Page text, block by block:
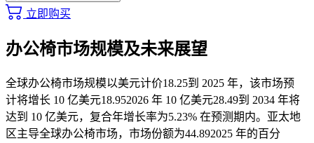
立即购买
办公椅市场规模及未来展望
全球办公椅市场规模以美元计价18.25到 2025 年，该市场预
计将增长 10 亿美元18.952026 年 10 亿美元28.49到 2034 年将
达到 10 亿美元，复合年增长率为5.23% 在预测期内。亚太地
区主导全球办公椅市场，市场份额为44.892025 年的百分